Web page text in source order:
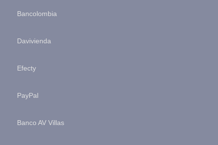
Bancolombia
Davivienda
Efecty
PayPal
Banco AV Villas